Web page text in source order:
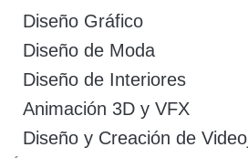
Diseño Gráfico
Diseño de Moda
Diseño de Interiores
Animación 3D y VFX
Diseño y Creación de